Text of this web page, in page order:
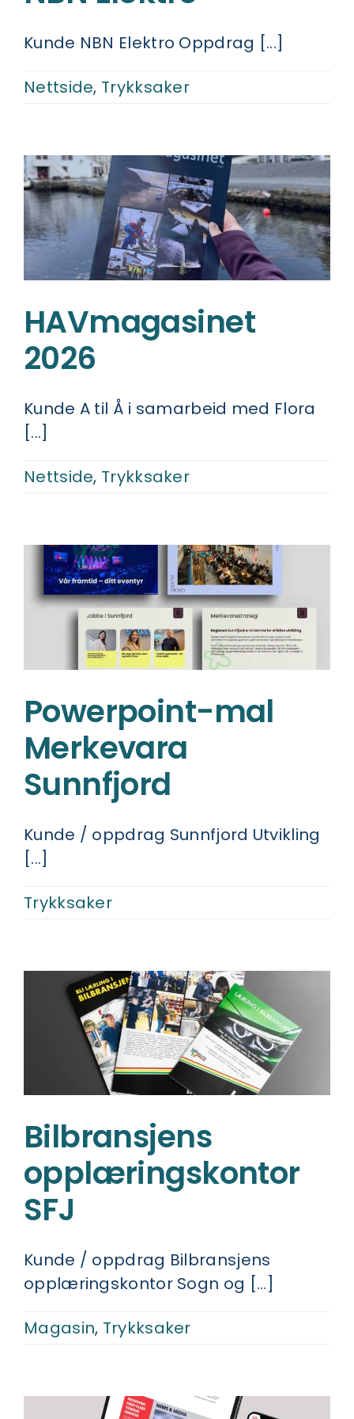
Kunde NBN Elektro Oppdrag [...]
Nettside, Trykksaker
HAVmagasinet
2026
Kunde A til Å i samarbeid med Flora
[...]
Nettside, Trykksaker
Powerpoint-mal
Merkevara
Sunnfjord
Kunde / oppdrag Sunnfjord Utvikling
[...]
Trykksaker
Bilbransjens
opplæringskontor
SFJ
Kunde / oppdrag Bilbransjens
opplæringskontor Sogn og [...]
Magasin, Trykksaker